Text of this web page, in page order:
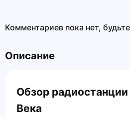
Комментариев пока нет,
Описание
Обзор
Века